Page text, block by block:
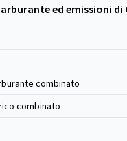
ed emissioni di
combinato
combinato